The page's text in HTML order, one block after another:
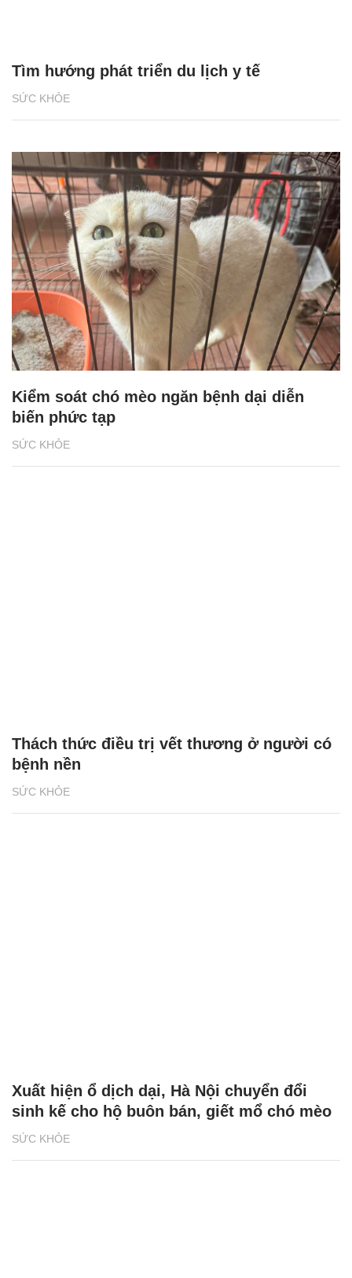
SỨC KHỎE
Tìm hướng phát triển du lịch y tế
SỨC KHỎE
Kiểm soát chó mèo ngăn bệnh dại diễn
biến phức tạp
SỨC KHỎE
Thách thức điều trị vết thương ở người có
bệnh nền
SỨC KHỎE
Xuất hiện ổ dịch dại, Hà Nội chuyển đổi
sinh kế cho hộ buôn bán, giết mổ chó mèo